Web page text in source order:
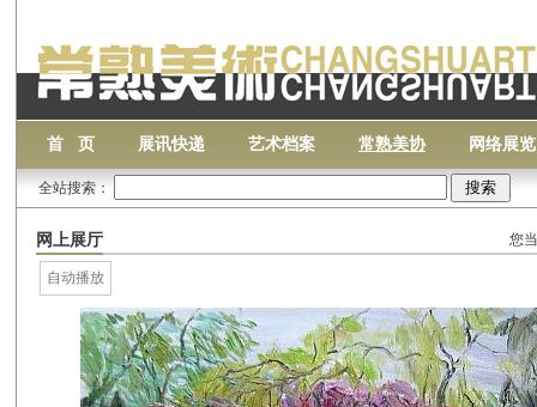
首 页 展讯快递 艺术档案 常熟美协 网络展览
全站搜索：
网上展厅 您
自动播放